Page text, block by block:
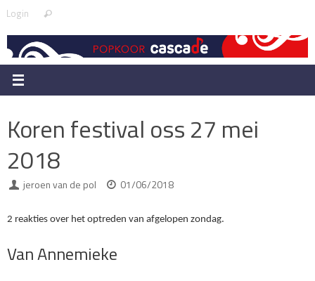
Skip
content
Login Search
Koren festival oss 27 mei
2018
jeroen van de pol 01/06/2018
2 reakties over het optreden van afgelopen zondag.
Van Annemieke